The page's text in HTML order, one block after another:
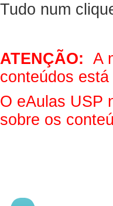
Tudo num
ATENÇÃO: A
conteúdos
O eAulas USP
sobre os